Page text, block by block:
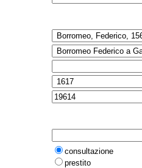
consultazione
prestito